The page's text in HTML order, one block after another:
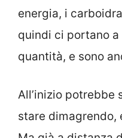
energia, i
quindi ci portano
quantità, e sono
All’inizio potrebbe
stare dimagrendo,